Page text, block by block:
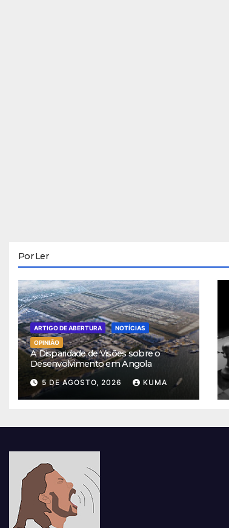
Por Ler
ARTIGO DE ABERTURA
NOTÍCIAS
OPINIÃO
A Disparidade de Visões sobre o
Desenvolvimento em Angola
5 DE AGOSTO, 2026 KUMA